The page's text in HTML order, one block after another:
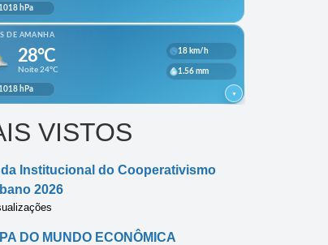
VISTOS
Institucional do Cooperativismo
2026
DO MUNDO ECONÔMICA